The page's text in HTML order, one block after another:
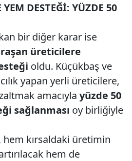
DESTEĞİ: YÜZDE 50
bir diğer karar ise
üreticilere
oldu. Küçükbaş ve
yapan yerli üreticilere,
amacıyla yüzde 50
sağlanması oy birliğiyle
hem kırsaldaki üretimin
hem de